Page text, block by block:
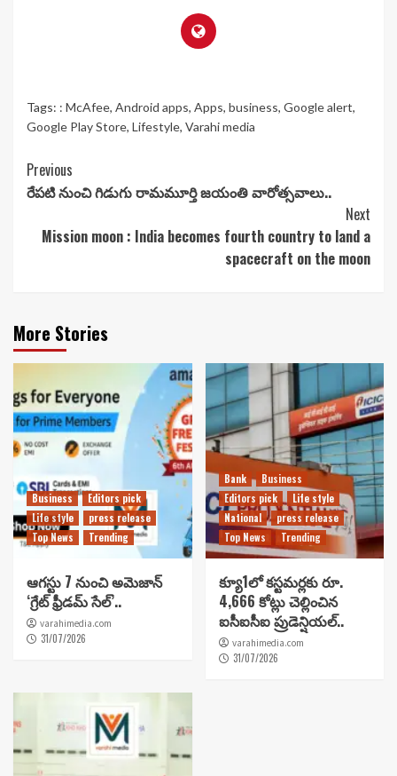
Tags: : McAfee, Android apps, Apps, business, Google alert,
Google Play Store, Lifestyle, Varahi media
Continue
Reading
Previous
రేపటి నుంచి గిడుగు రామమూర్తి జయంతి వారోత్సవాలు..
Next
Mission moon : India becomes fourth country to land a
spacecraft on the moon
More Stories
Business
Editors pick
Life style
press release
Top News
Trending
ఆగస్టు 7 నుంచి అమెజాన్
‘గ్రేట్ ఫ్రీడమ్ సేల్’..
varahimedia.com
31/07/2026
Bank
Business
Editors pick
Life style
National
press release
Top News
Trending
క్యూ1లో కస్టమర్లకు రూ.
4,666 కోట్లు చెల్లించిన
ఐసీఐసీఐ ప్రుడెన్షియల్..
varahimedia.com
31/07/2026